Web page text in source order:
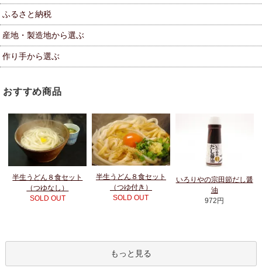
ふるさと納税
産地・製造地から選ぶ
作り手から選ぶ
おすすめ商品
半生うどん８食セット
（つゆなし）
SOLD OUT
半生うどん８食セット
（つゆ付き）
SOLD OUT
いろりやの宗田節だし醤
油
972円
もっと見る